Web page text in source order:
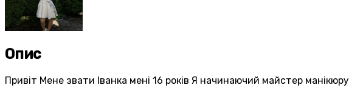
Опис
Привіт Мене звати Іванка мені 16 років Я начинаючий майстер манікюру